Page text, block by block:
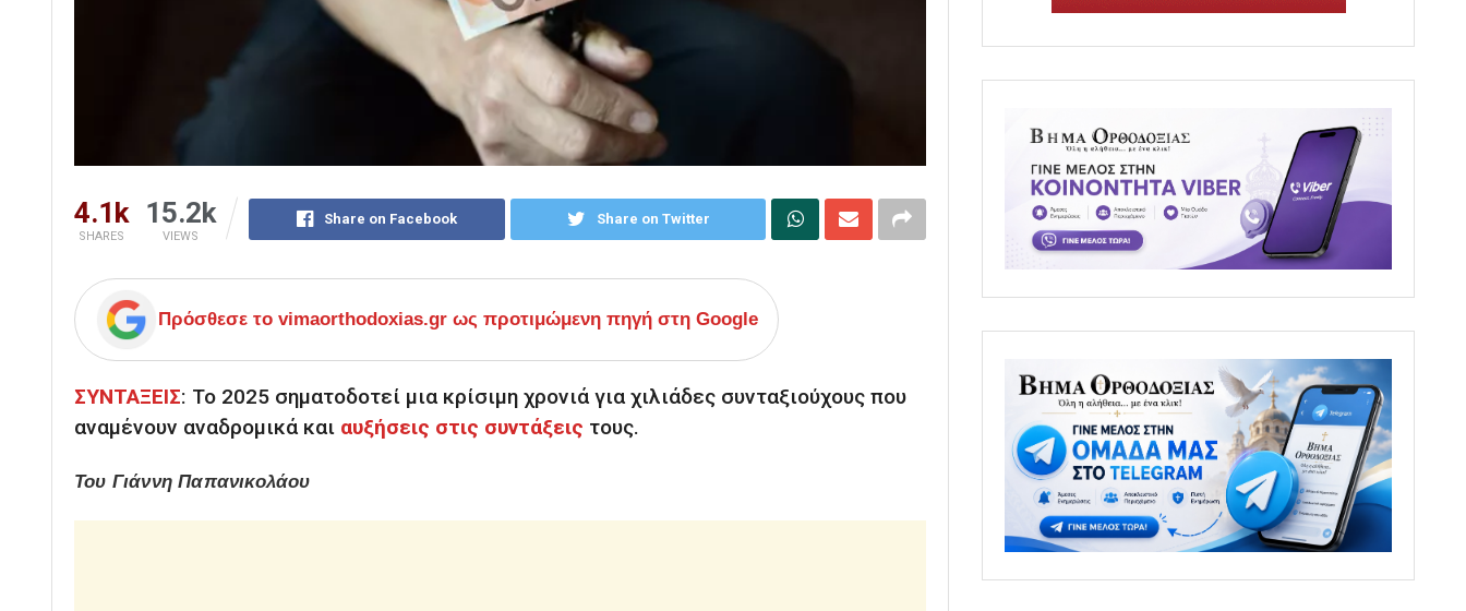
4.1k
SHARES
15.2k
VIEWS
Share on Facebook Share on Twitter
Πρόσθεσε το vimaorthodoxias.gr ως προτιμώμενη πηγή στη Google
ΣΥΝΤΑΞΕΙΣ: Το 2025 σηματοδοτεί μια κρίσιμη χρονιά για χιλιάδες συνταξιούχους που
αναμένουν αναδρομικά και αυξήσεις στις συντάξεις τους.
Του Γιάννη Παπανικολάου